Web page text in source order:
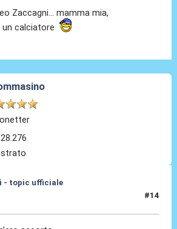
Zaccagni... mamma mia,
un calciatore
28.276
- topic ufficiale
#14